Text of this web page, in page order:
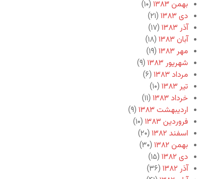
بهمن ۱۳۸۳
(۱۰)
دی ۱۳۸۳
(۲۱)
آذر ۱۳۸۳
(۱۷)
آبان ۱۳۸۳
(۱۸)
مهر ۱۳۸۳
(۱۹)
شهریور ۱۳۸۳
(۹)
مرداد ۱۳۸۳
(۶)
تیر ۱۳۸۳
(۱۰)
خرداد ۱۳۸۳
(۱۱)
اردیبهشت ۱۳۸۳
(۹)
فروردین ۱۳۸۳
(۱۰)
اسفند ۱۳۸۲
(۲۰)
بهمن ۱۳۸۲
(۳۰)
دی ۱۳۸۲
(۱۵)
آذر ۱۳۸۲
(۳۶)